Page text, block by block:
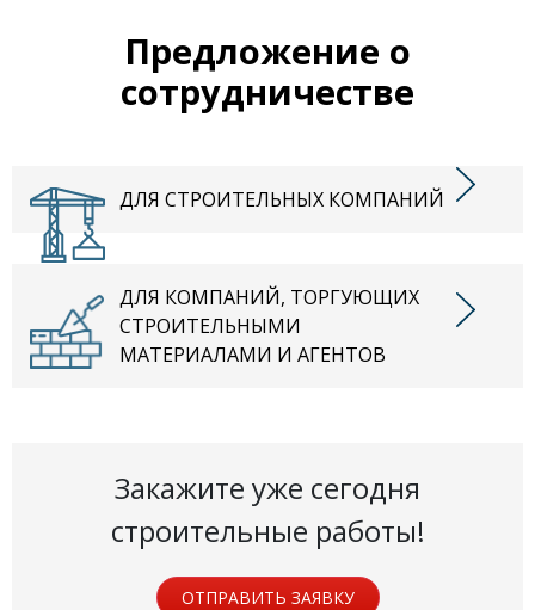
Предложение о
сотрудничестве
ДЛЯ СТРОИТЕЛЬНЫХ КОМПАНИЙ
ДЛЯ КОМПАНИЙ, ТОРГУЮЩИХ
СТРОИТЕЛЬНЫМИ
МАТЕРИАЛАМИ И АГЕНТОВ
Закажите уже сегодня
строительные работы!
ОТПРАВИТЬ ЗАЯВКУ